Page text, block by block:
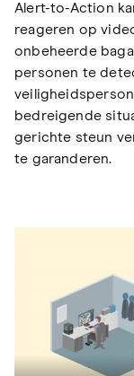
Alert-to-Action
reageren op
onbeheerde
personen te
bedreigende
gerichte steun
te garanderen.